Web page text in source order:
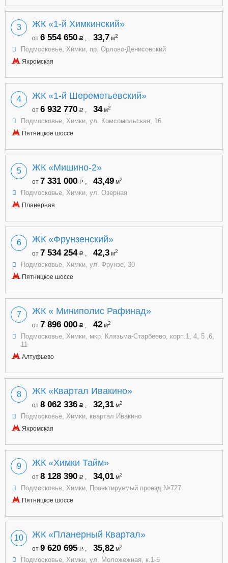
3 ЖК «1-й Химкинский»
от 6 554 650 a , 33,7 м2
Подмосковье, Химки, пр. Орлово-Денисовский
Яхромская
4 ЖК «1-й Шереметьевский»
от 6 932 770 a , 34м2
Подмосковье, Химки, ул. Комсомольская, 16
Пятницкое шоссе
5 ЖК «Мишино-2»
от 7 331 000 a , 43,49 м2
Подмосковье, Химки, ул. Озерная
Планерная
6 ЖК «Фрунзенский»
от 7 534 254 a , 42,3 м2
Подмосковье, Химки, ул. Фрунзе, 30
Пятницкое шоссе
7 ЖК « Миниполис Рафинад»
от 7 896 000 a , 42 м2
Подмосковье, Химки, мкр. Клязьма-Старбеево, корп.1, 4, 5 ,6,
11
Алтуфьево
8 ЖК «Квартал Ивакино»
от 8 062 336 a , 32,31 м2
Подмосковье, Химки, квартал Ивакино
Яхромская
9 ЖК «Химки Тайм»
от 8 128 390 a , 34,01 м2
Подмосковье, Химки, Проектируемый проезд №727
Пятницкое шоссе
10 ЖК «Планерный Квартал»
от 9 620 695 a , 35,82 м2
Подмосковье, Химки, ул. Моложежная, к.1-5